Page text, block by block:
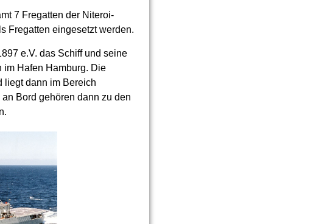
7 Fregatten der Niteroi-
Fregatten eingesetzt werden.
e.V. das Schiff und seine
im Hafen Hamburg. Die
liegt dann im Bereich
Bord gehören dann zu den